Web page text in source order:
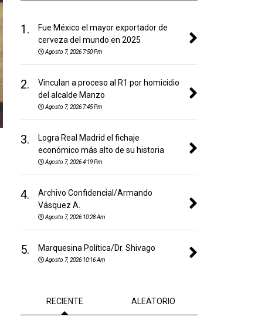
1.
Fue México el mayor exportador de
cerveza del mundo en 2025
Agosto 7, 2026 7:50 Pm
2.
Vinculan a proceso al R1 por homicidio
del alcalde Manzo
Agosto 7, 2026 7:45 Pm
3.
Logra Real Madrid el fichaje
económico más alto de su historia
Agosto 7, 2026 4:19 Pm
4.
Archivo Confidencial/Armando
Vásquez A.
Agosto 7, 2026 10:28 Am
5. Marquesina Política/Dr. Shivago
Agosto 7, 2026 10:16 Am
RECIENTE ALEATORIO